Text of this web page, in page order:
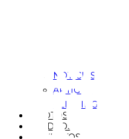
NOTÍCIAS
ARTIGOS
CLIPPING
FOTOS
VÍDEOS